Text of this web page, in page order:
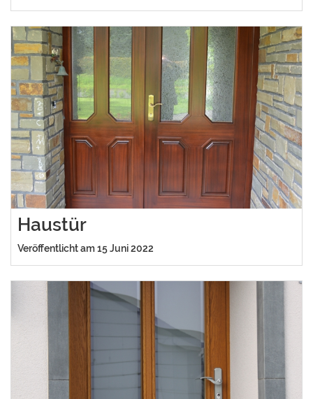
Haustür
Veröffentlicht am 15 Juni 2022